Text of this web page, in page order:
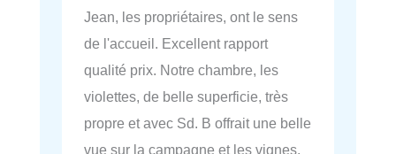
Jean, les propriétaires, ont le sens
de l'accueil. Excellent rapport
qualité prix. Notre chambre, les
violettes, de belle superficie, très
propre et avec Sd. B offrait une belle
vue sur la campagne et les vignes.